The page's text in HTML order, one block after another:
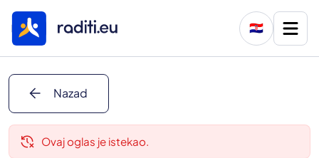
🇭🇷
arrow_back Nazad
delete_history Ovaj oglas je istekao.